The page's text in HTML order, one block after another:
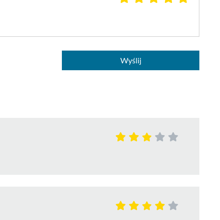
Wyślij